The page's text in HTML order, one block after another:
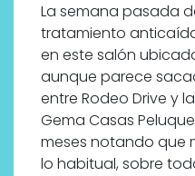
La semana pasada
tratamiento
en este salón
aunque parece
entre Rodeo Drive y
Gema Casas
meses notando que
lo habitual, sobre